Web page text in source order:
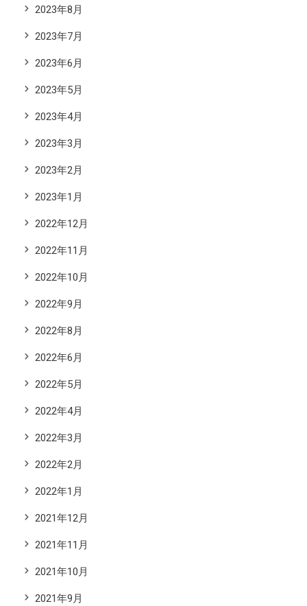
2023年8月
2023年7月
2023年6月
2023年5月
2023年4月
2023年3月
2023年2月
2023年1月
2022年12月
2022年11月
2022年10月
2022年9月
2022年8月
2022年6月
2022年5月
2022年4月
2022年3月
2022年2月
2022年1月
2021年12月
2021年11月
2021年10月
2021年9月